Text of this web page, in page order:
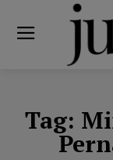
Tag: